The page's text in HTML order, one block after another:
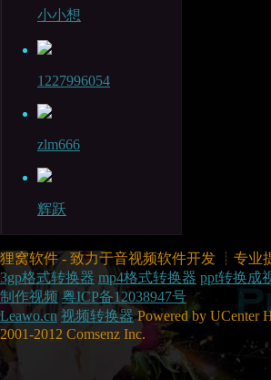
小小想
1227996054
zlm666
辉跃
狸窝软件 - 致力于音视频软件开发 ┊专业
3gp格式转换器 mp4格式转换器 ppt转换成
制作视频 粤ICP备12038947号
Leawo.cn 视频转换器Powered by UCenter
2001-2012 Comsenz Inc.